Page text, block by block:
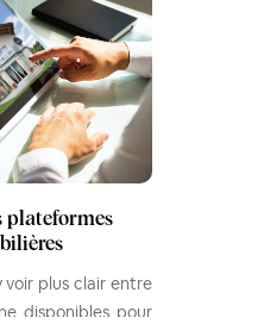
plateformes
voir plus clair entre
disponibles pour